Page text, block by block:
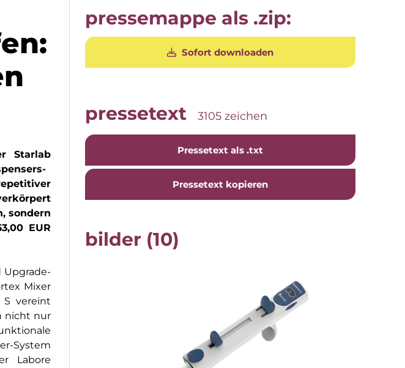
Starlab
sondern
EUR
Upgrade-
Mixer
S vereint
nicht nur
System
Labore
pressemappe als .zip:
Sofort downloaden
pressetext 3105 zeichen
Pressetext als .txt
Pressetext kopieren
bilder (10)